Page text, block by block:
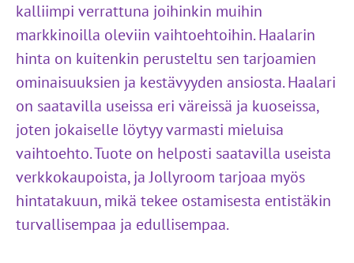
kalliimpi verrattuna joihinkin muihin
markkinoilla oleviin vaihtoehtoihin. Haalarin
hinta on kuitenkin perusteltu sen tarjoamien
ominaisuuksien ja kestävyyden ansiosta. Haalari
on saatavilla useissa eri väreissä ja kuoseissa,
joten jokaiselle löytyy varmasti mieluisa
vaihtoehto. Tuote on helposti saatavilla useista
verkkokaupoista, ja Jollyroom tarjoaa myös
hintatakuun, mikä tekee ostamisesta entistäkin
turvallisempaa ja edullisempaa.